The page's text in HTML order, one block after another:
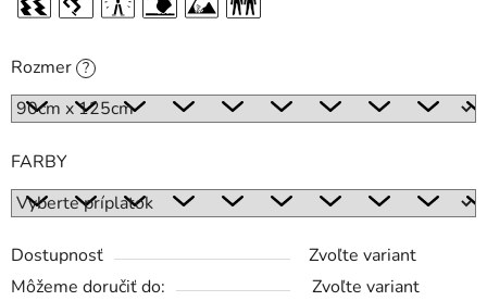
Rozmer ?
FARBY
Dostupnosť
Zvoľte variant
Môžeme doručiť do:
Zvoľte variant